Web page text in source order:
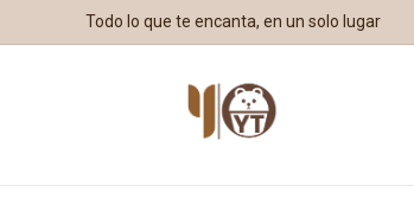
Todo lo que te encanta, en un solo lugar